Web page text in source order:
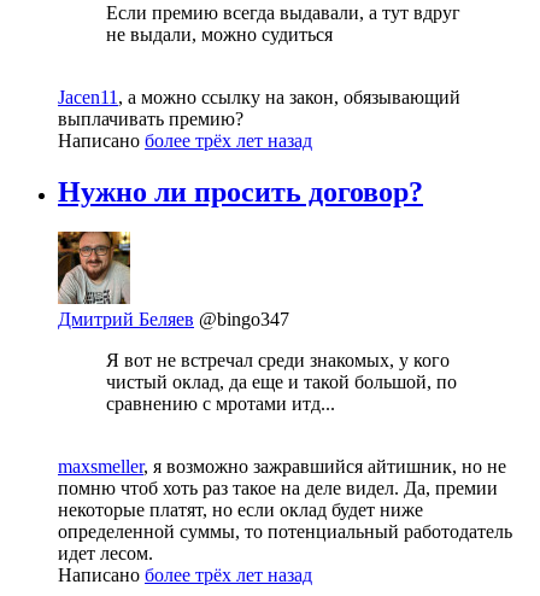
Если премию всегда выдавали, а тут вдруг
не выдали, можно судиться
Jacen11 , а можно ссылку на закон, обязывающий
выплачивать премию?
Написано более трёх лет назад
Нужно ли просить договор?
Дмитрий Беляев @bingo347
Я вот не встречал среди знакомых, у кого
чистый оклад, да еще и такой большой, по
сравнению с мротами итд...
maxsmeller, я возможно зажравшийся айтишник, но не
помню чтоб хоть раз такое на деле видел. Да, премии
некоторые платят, но если оклад будет ниже
определенной суммы, то потенциальный работодатель
идет лесом.
Написано более трёх лет назад